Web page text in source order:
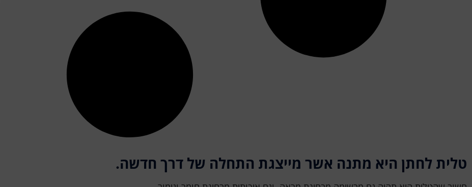
טלית לחתן היא מתנה אשר מייצגת התחלה של דרך חדשה.